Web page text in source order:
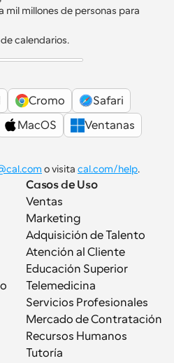
mil millones de personas para
calendarios.
Cromo
Safari
MacOS
Ventanas
o visita cal.com/help.
Casos de Uso
Ventas
Marketing
Adquisición de Talento
Atención al Cliente
Educación Superior
Telemedicina
Servicios Profesionales
Mercado de Contratación
Recursos Humanos
Tutoría